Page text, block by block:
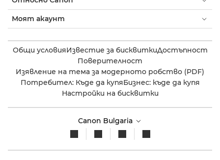
Моят акаунт
Общи условияИзвестие за бисквиткиДостъпност
Поверителност
Изявление на тема за модерното робство (PDF)
Потребител: Къде да купяБизнес: къде да купя
Настройки на бисквитки
Canon Bulgaria